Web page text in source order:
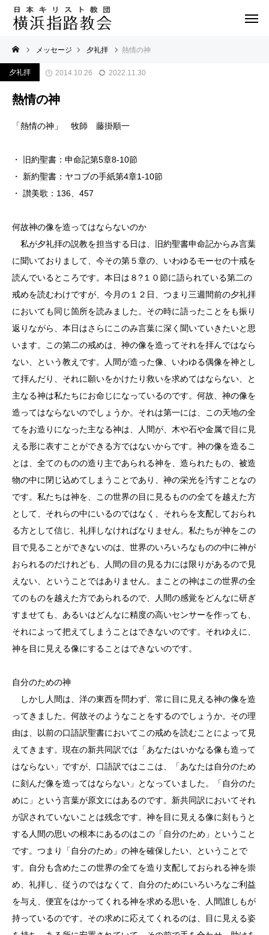
メッセージ 夕礼拝 熱情の神
夕礼拝 2014.10.26 2022.11.30
熱情の神
「熱情の神」 牧師 藤掛順一
・ 旧約聖書：申命記第5章8-10節
・ 新約聖書：ヤコブの手紙第4章1-10節
・ 讃美歌：136、457
何故神の像を造ってはならないのか
私が夕礼拝の説教を担当する日は、旧約聖書申命記からみ言葉
に聞いておりまして、今その第５章の、いわゆるモーセの十戒を
読んでいるところです。本日は８?１０節に語られている第二の
戒めを読むわけですが、今月の１２日、つまり三週間前の夕礼拝
においても同じ箇所を読みました。その時に語ったことをも振り
返りながら、本日はさらにこのみ言葉に深く聞いていきたいと思
います。この第二の戒めは、神の像を造ってそれを拝んではなら
ない、という教えです。人間が造った像、いわゆる偶像を神とし
て拝んだり、それに願いをかけたり救いを求めてはならない、と
主なる神は私たちにお命じになっているのです。何故、神の像を
造ってはならないのでしょうか。それは第一には、この天地の全
てをお造りになった主なる神は、人間が、木や石や金属で目に見
える形に表すことができる方ではないからです。神の像を造るこ
とは、全てのものの造り主であられる神を、造られたもの、被造
物の中に閉じ込めてしまうことであり、神の栄光を汚すことなの
です。私たちは神を、この世界の目に見るものの全てを越えた方
として、それらの中にいるのではなく、それらを支配しておられ
る方として信じ、礼拝しなければなりません。私たちが神をこの
目で見ることができないのは、世界のいろいろなものの中に神が
おられるのだけれども、人間の目の見る力には限りがあるので見
えない、ということではありません。まことの神はこの世界の全
てのものを越えた方であられるので、人間の感覚をどんなに研ぎ
すませても、あるいはどんなに精度の高いセンサーを作っても、
それによって把えてしまうことはできないのです。それゆえに、
神を目に見える像にすることはできないのです。
自分のための神
しかし人間は、洋の東西を問わず、常に目に見える神の像を造
ってきました。何故そのようなことをするのでしょうか。その理
由は、以前の口語訳聖書においてこの戒めを読むことによって見
えてきます。現在の新共同訳では「あなたはいかなる像も造って
はならない」ですが、口語訳ではここは、「あなたは自分のため
に刻んだ像を造ってはならない」となっていました。「自分のた
めに」という言葉が原文にはあるのです。新共同訳においてそれ
が訳されていないことは残念です。神を目に見える像に刻もうと
する人間の思いの根本にあるのはこの「自分のため」ということ
です。つまり「自分のため」の神を確保したい、ということで
す。自分も含めたこの世界の全てを造り支配しておられる神を崇
め、礼拝し、従うのではなくて、自分のためにいろいろなご利益
を与え、便宜をはかってくれる神を求める思いを、人間誰しもが
持っているのです。その求めに応えてくれるのは、目に見える姿